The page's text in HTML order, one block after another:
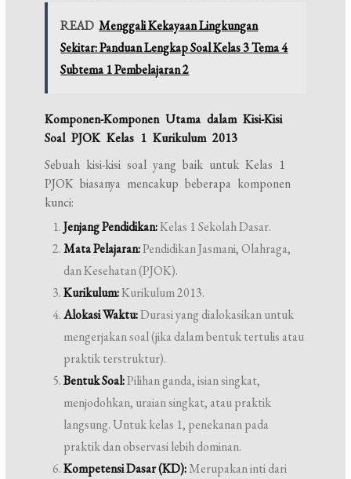
READ Menggali Kekayaan Lingkungan
Sekitar: Panduan Lengkap Soal Kelas 3 Tema 4
Subtema 1 Pembelajaran 2
Komponen-Komponen Utama dalam Kisi-Kisi
Soal PJOK Kelas 1 Kurikulum 2013
Sebuah kisi-kisi soal yang baik untuk Kelas 1
PJOK biasanya mencakup beberapa komponen
kunci:
Jenjang Pendidikan:Kelas 1 Sekolah Dasar.
Mata Pelajaran:Pendidikan Jasmani, Olahraga,
dan Kesehatan (PJOK).
Kurikulum:Kurikulum 2013.
Alokasi Waktu:Durasi yang dialokasikan untuk
mengerjakan soal (jika dalam bentuk tertulis atau
praktik terstruktur).
Bentuk Soal:Pilihan ganda, isian singkat,
menjodohkan, uraian singkat, atau praktik
langsung. Untuk kelas 1, penekanan pada
praktik dan observasi lebih dominan.
Kompetensi Dasar (KD):Merupakan inti dari